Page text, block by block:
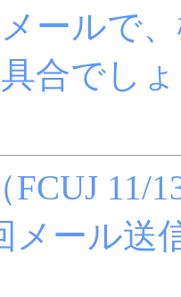
ールで
合でし
11/
メール送